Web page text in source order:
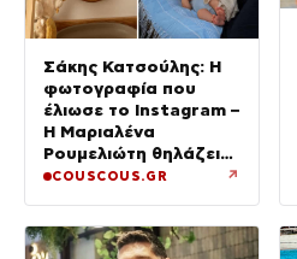
Σάκης Κατσούλης: Η
φωτογραφία που
έλιωσε το Instagram –
Η Μαριαλένα
Ρουμελιώτη θηλάζει
τον γιο τους
COUSCOUS.GR ↗